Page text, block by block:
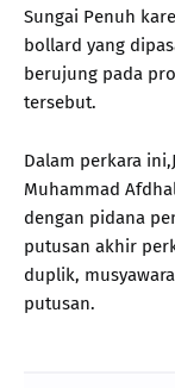
Sungai Penuh
bollard yang
berujung pada
tersebut.
Dalam perkara
Muhammad
dengan pidana
putusan akhir
duplik,
putusan.